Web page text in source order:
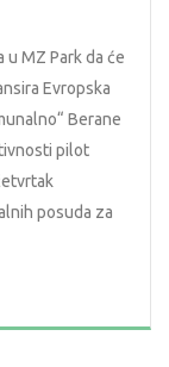
MZ Park da će
Evropska
Berane
pilot
posuda za